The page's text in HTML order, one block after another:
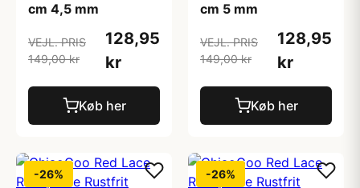
cm 4,5 mm
VEJL. PRIS
149,00 kr
128,95
kr
Køb her
cm 5 mm
VEJL. PRIS
149,00 kr
128,95
kr
Køb her
-26% -26%